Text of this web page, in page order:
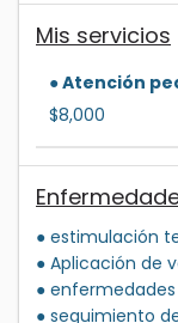
Mis servicios
● Atención
$8,000
● estimulación
● Aplicación de
●
● seguimiento